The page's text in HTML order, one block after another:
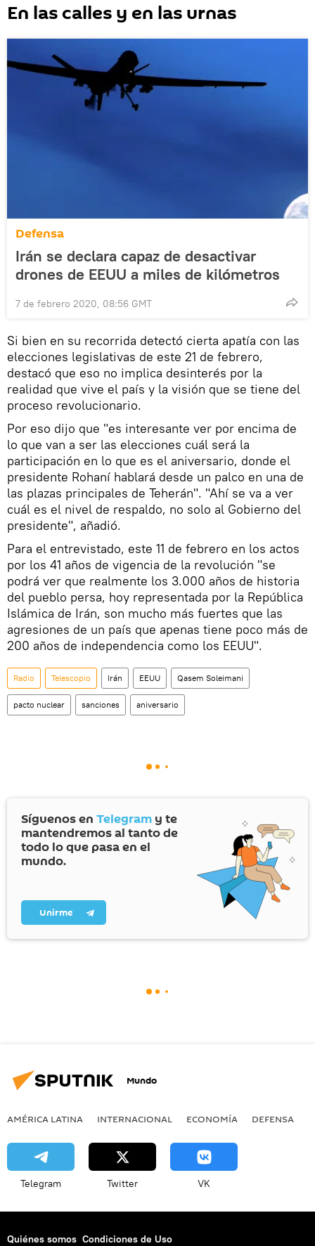
En las calles y en las urnas
Defensa
Irán se declara capaz de desactivar
drones de EEUU a miles de kilómetros
7 de febrero 2020, 08:56 GMT
Si bien en su recorrida detectó cierta apatía con las
elecciones legislativas de este 21 de febrero,
destacó que eso no implica desinterés por la
realidad que vive el país y la visión que se tiene del
proceso revolucionario.
Por eso dijo que "es interesante ver por encima de
lo que van a ser las elecciones cuál será la
participación en lo que es el aniversario, donde el
presidente Rohaní hablará desde un palco en una de
las plazas principales de Teherán". "Ahí se va a ver
cuál es el nivel de respaldo, no solo al Gobierno del
presidente", añadió.
Para el entrevistado, este 11 de febrero en los actos
por los 41 años de vigencia de la revolución "se
podrá ver que realmente los 3.000 años de historia
del pueblo persa, hoy representada por la República
Islámica de Irán, son mucho más fuertes que las
agresiones de un país que apenas tiene poco más de
200 años de independencia como los EEUU".
Radio Telescopio Irán EEUU Qasem Soleimani
pacto nuclear sanciones aniversario
Síguenos en Telegram y te
mantendremos al tanto de
todo lo que pasa en el
mundo.
Unirme
Mundo
AMÉRICA LATINA INTERNACIONAL ECONOMÍA DEFENSA
Telegram Twitter VK
Quiénes somos Condiciones de Uso